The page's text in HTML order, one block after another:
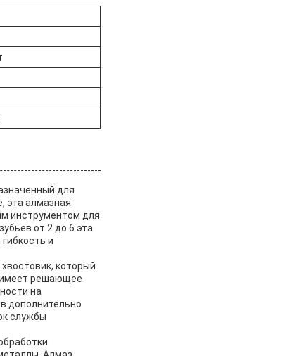
для
эта алмазная
инструментом для
от 2 до 6 эта
и
который
имеет решающее
на
дополнительно
службы